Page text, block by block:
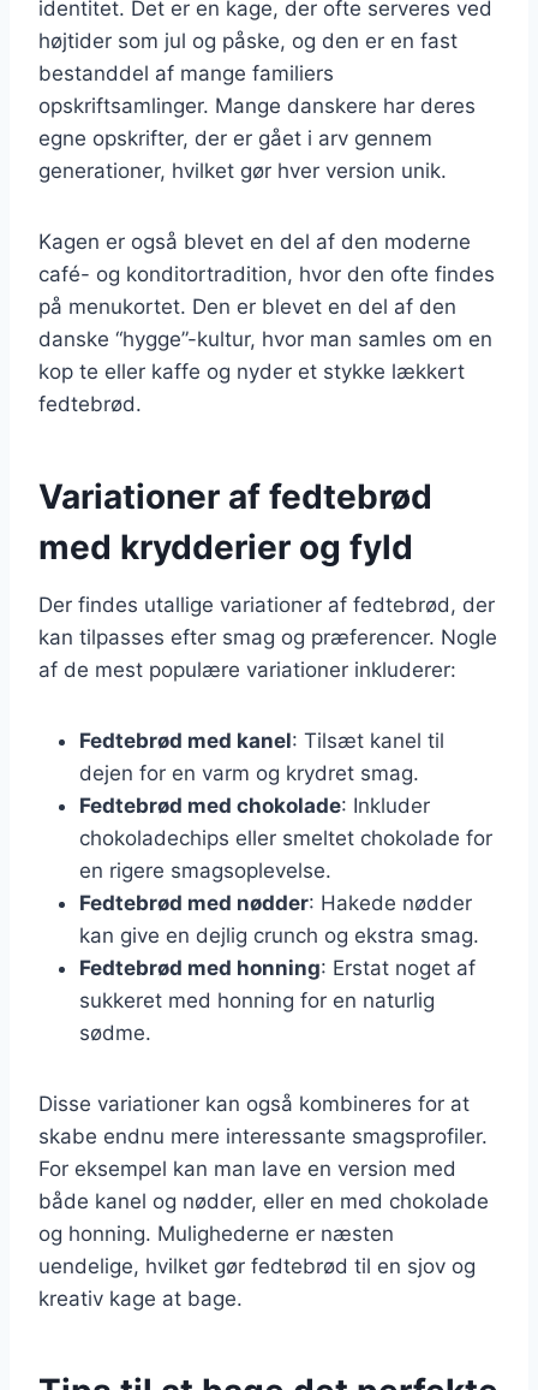
identitet. Det er en kage, der ofte serveres ved
højtider som jul og påske, og den er en fast
bestanddel af mange familiers
opskriftsamlinger. Mange danskere har deres
egne opskrifter, der er gået i arv gennem
generationer, hvilket gør hver version unik.
Kagen er også blevet en del af den moderne
café- og konditortradition, hvor den ofte findes
på menukortet. Den er blevet en del af den
danske “hygge”-kultur, hvor man samles om en
kop te eller kaffe og nyder et stykke lækkert
fedtebrød.
Variationer af fedtebrød
med krydderier og fyld
Der findes utallige variationer af fedtebrød, der
kan tilpasses efter smag og præferencer. Nogle
af de mest populære variationer inkluderer:
Fedtebrød med kanel: Tilsæt kanel til
dejen for en varm og krydret smag.
Fedtebrød med chokolade: Inkluder
chokoladechips eller smeltet chokolade for
en rigere smagsoplevelse.
Fedtebrød med nødder: Hakede nødder
kan give en dejlig crunch og ekstra smag.
Fedtebrød med honning: Erstat noget af
sukkeret med honning for en naturlig
sødme.
Disse variationer kan også kombineres for at
skabe endnu mere interessante smagsprofiler.
For eksempel kan man lave en version med
både kanel og nødder, eller en med chokolade
og honning. Mulighederne er næsten
uendelige, hvilket gør fedtebrød til en sjov og
kreativ kage at bage.